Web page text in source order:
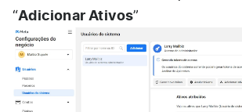
“Adicionar Ativos”